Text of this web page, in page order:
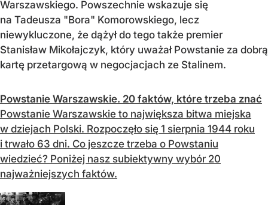
Warszawskiego. Powszechnie wskazuje się
na Tadeusza "Bora" Komorowskiego, lecz
niewykluczone, że dążył do tego także premier
Stanisław Mikołajczyk, który uważał Powstanie za dobrą
kartę przetargową w negocjacjach ze Stalinem.
Powstanie Warszawskie. 20 faktów, które trzeba znać
Powstanie Warszawskie to największa bitwa miejska
w dziejach Polski. Rozpoczęło się 1 sierpnia 1944 roku
i trwało 63 dni. Co jeszcze trzeba o Powstaniu
wiedzieć? Poniżej nasz subiektywny wybór 20
najważniejszych faktów.